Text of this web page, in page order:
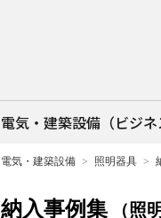
電気・建築設備（ビジネ
電気・建築設備 照明器具
納入事例集 （照